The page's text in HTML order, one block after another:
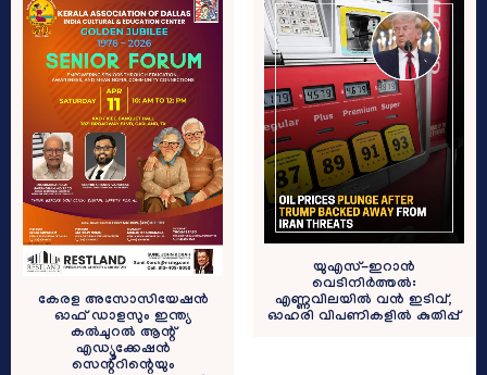
കേരള അസോസിയേഷൻ
ഓഫ് ഡാളസും ഇന്ത്യ
കൽചുറൽ ആന്റ്
എഡ്യൂക്കേഷൻ
സെന്ററിന്റെയും
യുഎസ്-ഇറാൻ
വെടിനിർത്തൽ:
എണ്ണവിലയിൽ വൻ ഇടിവ്,
ഓഹരി വിപണികളിൽ കുതിപ്പ്